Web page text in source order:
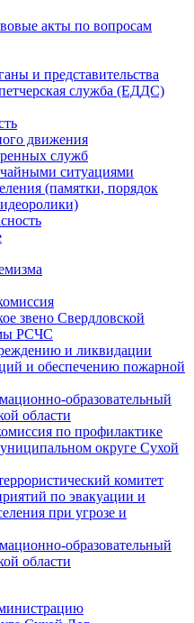
акты по вопросам
и представительства
служба (ЕДДС)
движения
служб
ситуациями
(памятки, порядок
звено Свердловской
РСЧС
и ликвидации
и обеспечению пожарной
образовательный
области
по профилактике
округе Сухой
комитет
по эвакуации и
при угрозе и
образовательный
области